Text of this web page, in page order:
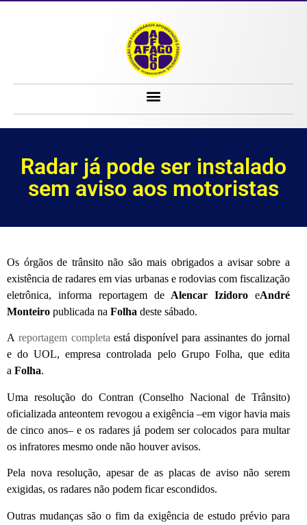
Radar já pode ser instalado
sem aviso aos motoristas
Os órgãos de trânsito não são mais obrigados a avisar sobre a
existência de radares em vias urbanas e rodovias com fiscalização
eletrônica, informa reportagem de
Alencar Izidoro eAndré
Monteiro publicada na Folha deste sábado.
A reportagem completa está disponível para assinantes do jornal
e do UOL, empresa controlada pelo Grupo Folha, que edita
a Folha.
Uma resolução do Contran (Conselho Nacional de Trânsito)
oficializada anteontem revogou a exigência –em vigor havia mais
de cinco anos– e os radares já podem ser colocados para multar
os infratores mesmo onde não houver avisos.
Pela nova resolução, apesar de as placas de aviso não serem
exigidas, os radares não podem ficar escondidos.
Outras mudanças são o fim da exigência de estudo prévio para